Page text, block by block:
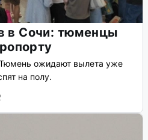
в Сочи: тюменцы
ожидают вылета уже
на полу.